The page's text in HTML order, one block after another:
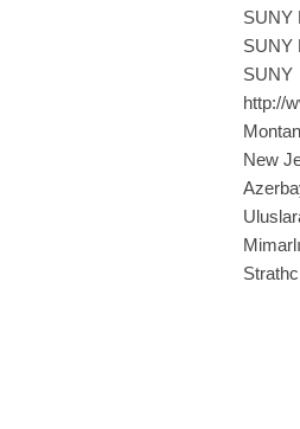
SUNY
SUNY
http://
New